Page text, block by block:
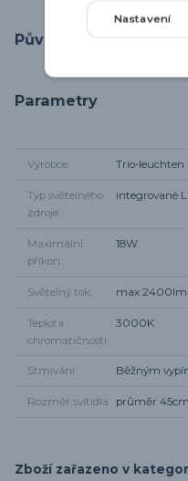
Původ zboží
Parametry
Výrobce Trio-leuchten
Typ světelného
zdroje
integrované
Maximální
příkon
18W
Světelný tok max 2400lm
Teplota
chromatičnosti
3000K
Stmívání Běžným
Rozměr svítidla průměr
Zboží zařazeno v
Nastavení